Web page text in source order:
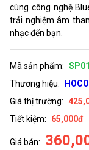
cùng công nghệ
trải nghiệm âm
nhạc đến bạn.
Mã sản phẩm:
Thương hiệu:
HOCO
Giá thị trường:
Tiết kiệm:
65,000đ
Giá bán: